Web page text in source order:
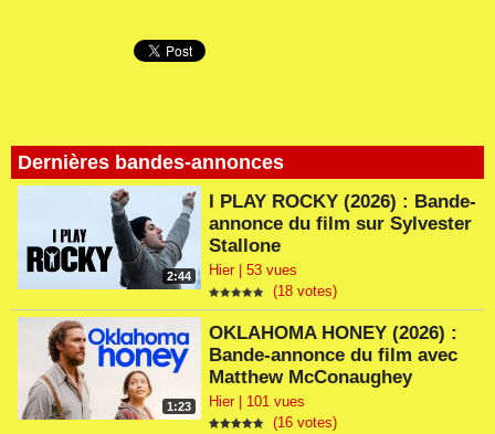
Dernières bandes-annonces
2:44
I PLAY ROCKY (2026) : Bande-
annonce du film sur Sylvester
Stallone
Hier | 53 vues
(18 votes)
1:23
OKLAHOMA HONEY (2026) :
Bande-annonce du film avec
Matthew McConaughey
Hier | 101 vues
(16 votes)